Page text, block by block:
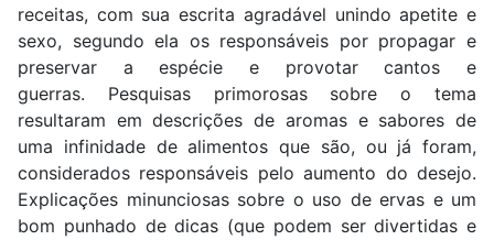
receitas, com sua escrita agradável unindo apetite e
sexo, segundo ela os responsáveis por propagar e
preservar a espécie e provotar cantos e
guerras. Pesquisas primorosas sobre o tema
resultaram em descrições de aromas e sabores de
uma infinidade de alimentos que são, ou já foram,
considerados responsáveis pelo aumento do desejo.
Explicações minunciosas sobre o uso de ervas e um
bom punhado de dicas (que podem ser divertidas e